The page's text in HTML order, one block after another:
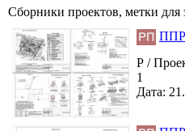
Сборники проектов, метки для
Р /
1
Дата: